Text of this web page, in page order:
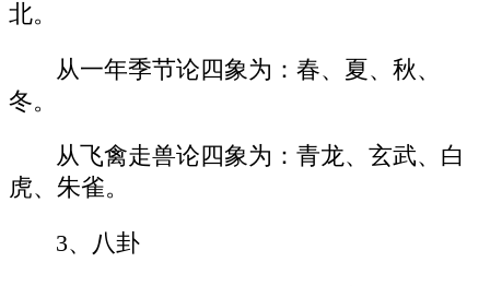
北。
从一年季节论四象为：春、夏、秋、
冬。
从飞禽走兽论四象为：青龙、玄武、白
虎、朱雀。
3、八卦